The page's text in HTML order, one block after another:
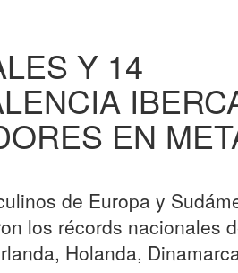
Y 14
EN
de Europa y
los récords nacionales
Holanda,